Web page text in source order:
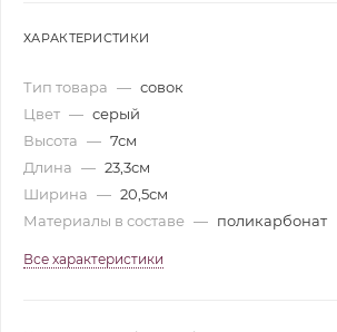
ХАРАКТЕРИСТИКИ
Тип товара — совок
Цвет — серый
Высота — 7см
Длина — 23,3см
Ширина — 20,5см
Материалы в составе — поликарбонат
Все характеристики